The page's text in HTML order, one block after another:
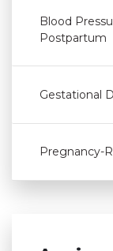
Blood
Postpartum
Gestational
Pregnancy-